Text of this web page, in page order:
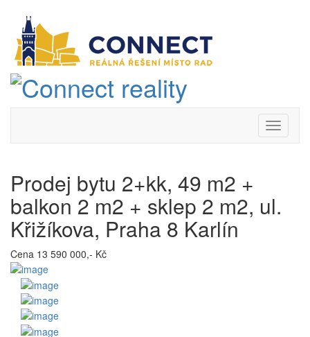
Prodej bytu 2+kk, 49 m2 +
balkon 2 m2 + sklep 2 m2, ul.
Křižíkova, Praha 8 Karlín
Cena 13 590 000,- Kč